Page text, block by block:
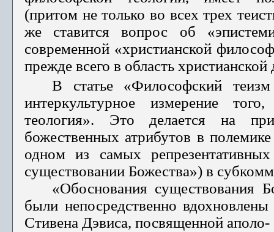
(притом не только во всех трех
же ставится вопрос об
современной «христианской
прежде всего в область христианской
В статье «Философский
интеркультурное измерение
теология». Это делается на
божественных атрибутов в
одном из самых
существовании Божества») в
«Обоснования существования
были непосредственно
Стивена Дэвиса, посвященной аполо-